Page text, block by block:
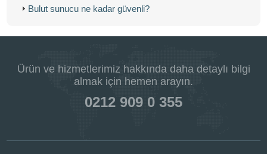
Bulut sunucu ne kadar güvenli?
Ürün ve hizmetlerimiz hakkında daha detaylı bilgi
almak için hemen arayın.
0212 909 0 355